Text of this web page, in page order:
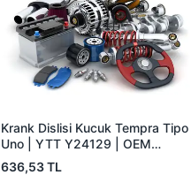
Krank Dislisi Kucuk Tempra Tipo
Uno | YTT Y24129 | OEM
7580228
636,53 TL